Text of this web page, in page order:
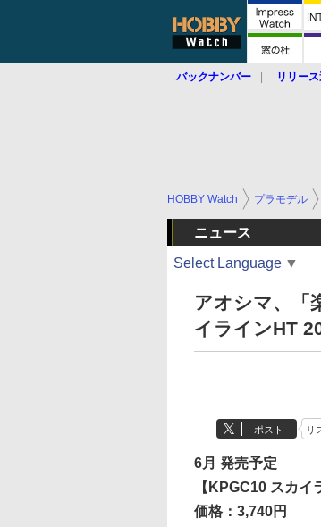
バックナンバー リリー
HOBBY Watch プラモデル
ニュース
Select Language ▼
アオシマ、「
イラインHT
ポスト リ
6月 発売予定
【KPGC10 スカイ
価格：3,740円